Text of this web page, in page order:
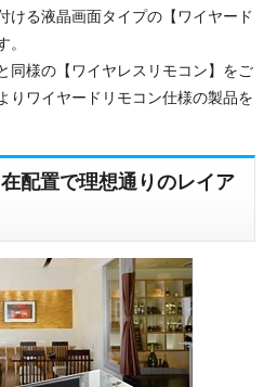
ける液晶画面タイプの【ワイヤード
。
同様の【ワイヤレスリモコン】をご
りワイヤードリモコン仕様の製品を
配置で理想通りのレイア